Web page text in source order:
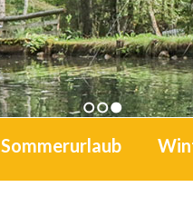
1 2 3
Sommerurlaub